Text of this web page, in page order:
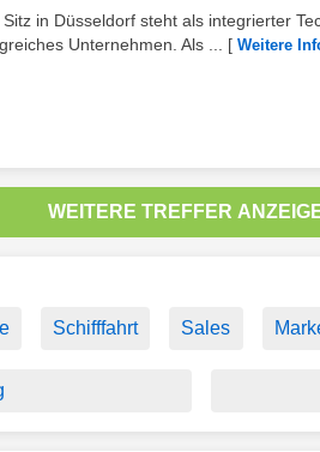
in Düsseldorf steht als integrierter
Unternehmen. Als ...
[ Weitere
WEITERE TREFFER
Schifffahrt Sales